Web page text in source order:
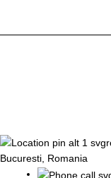
Bucuresti, Romania